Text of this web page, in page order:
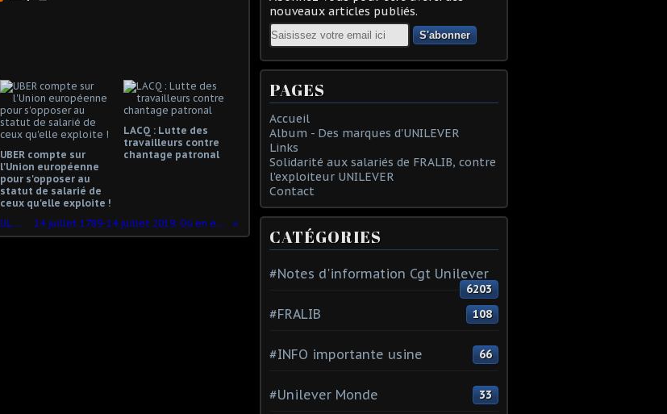
UBER compte sur
l'Union européenne
pour s'opposer au
statut de salarié de
ceux qu'elle exploite !
LACQ : Lutte des
travailleurs contre
chantage patronal
DÉFILÉ DU 14 JUILLET : UNE INSULTE AUX "SANS-CULOTTES" 14 juillet 1789-14 juillet 2019: Où en est-on?
nouveaux articles publiés.
Email
PAGES
Accueil
Album - Des marques d'UNILEVER
Links
Solidarité aux salariés de FRALIB, contre
l'exploiteur UNILEVER
Contact
CATÉGORIES
#Notes d'information Cgt Unilever
6203
#FRALIB 108
#INFO importante usine 66
#Unilever Monde 33